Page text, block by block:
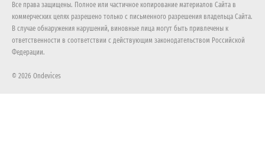
Все права защищены. Полное или частичное копирование материалов Сайта в
коммерческих целях разрешено только с письменного разрешения владельца Сайта.
В случае обнаружения нарушений, виновные лица могут быть привлечены к
ответственности в соответствии с действующим законодательством Российской
Федерации.
© 2026 Ondevices